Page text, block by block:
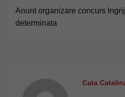
Anunt organizare concurs
determinata
Cata